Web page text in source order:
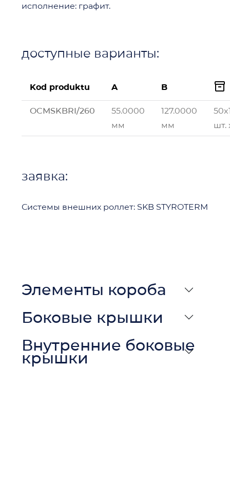
исполнение: графит.
доступные варианты:
Kod produktu A B 
OCMSKBRI/260
55.0000
мм
127.0000
мм
шт.
заявка:
Системы внешних роллет: SKB STYROTERM
Элементы короба
Боковые крышки
Внутренние боковые
крышки